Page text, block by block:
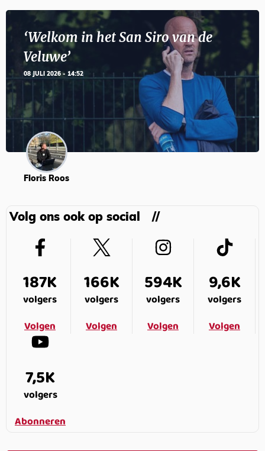
‘Welkom in het San Siro van de
Veluwe’
08 JULI 2026 - 14:52
Floris Roos
Volg ons ook op social
187K
volgers
Volgen
166K
volgers
Volgen
594K
volgers
Volgen
9,6K
volgers
Volgen
7,5K
volgers
Abonneren